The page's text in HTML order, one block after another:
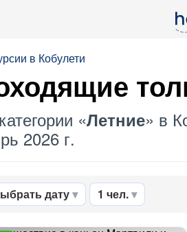
в Кобулети
«Летние» в
2026 г.
дату 1 чел.